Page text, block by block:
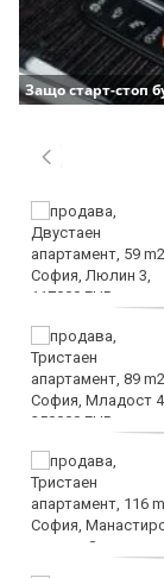
Защо старт-стоп